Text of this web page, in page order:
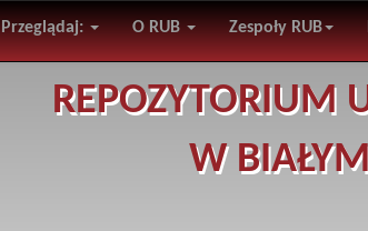
Przeglądaj: O RUB Zespoły RUB
REPOZYTORIUM
W